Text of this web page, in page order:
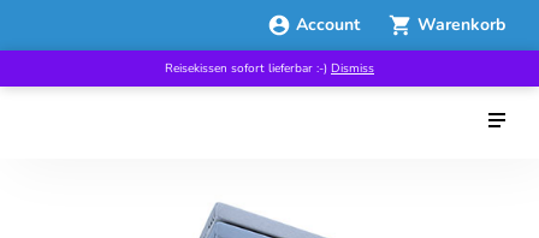
Account Warenkorb
Reisekissen sofort lieferbar :-) Dismiss